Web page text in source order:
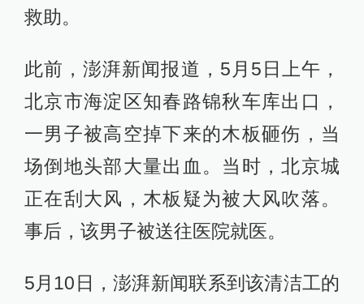
救助。
此前，澎湃新闻报道，5月5日上午，
北京市海淀区知春路锦秋车库出口，
一男子被高空掉下来的木板砸伤，当
场倒地头部大量出血。当时，北京城
正在刮大风，木板疑为被大风吹落。
事后，该男子被送往医院就医。
5月10日，澎湃新闻联系到该清洁工的